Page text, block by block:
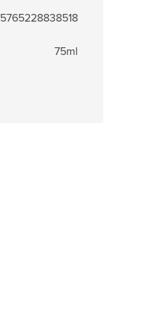
5765228838518
75ml